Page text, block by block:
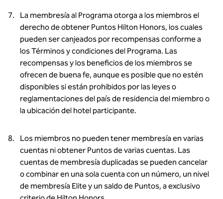
La membresía al Programa otorga a los miembros el
derecho de obtener Puntos Hilton Honors, los cuales
pueden ser canjeados por recompensas conforme a
los Términos y condiciones del Programa. Las
recompensas y los beneficios de los miembros se
ofrecen de buena fe, aunque es posible que no estén
disponibles si están prohibidos por las leyes o
reglamentaciones del país de residencia del miembro o
la ubicación del hotel participante.
Los miembros no pueden tener membresía en varias
cuentas ni obtener Puntos de varias cuentas. Las
cuentas de membresía duplicadas se pueden cancelar
o combinar en una sola cuenta con un número, un nivel
de membresía Elite y un saldo de Puntos, a exclusivo